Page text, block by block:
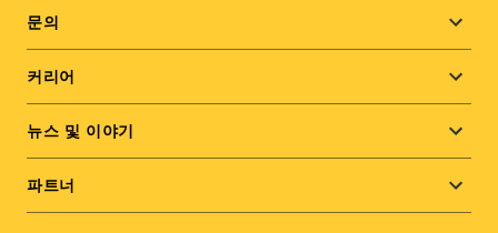
menu
문의
커리어
뉴스 및 이야기
파트너